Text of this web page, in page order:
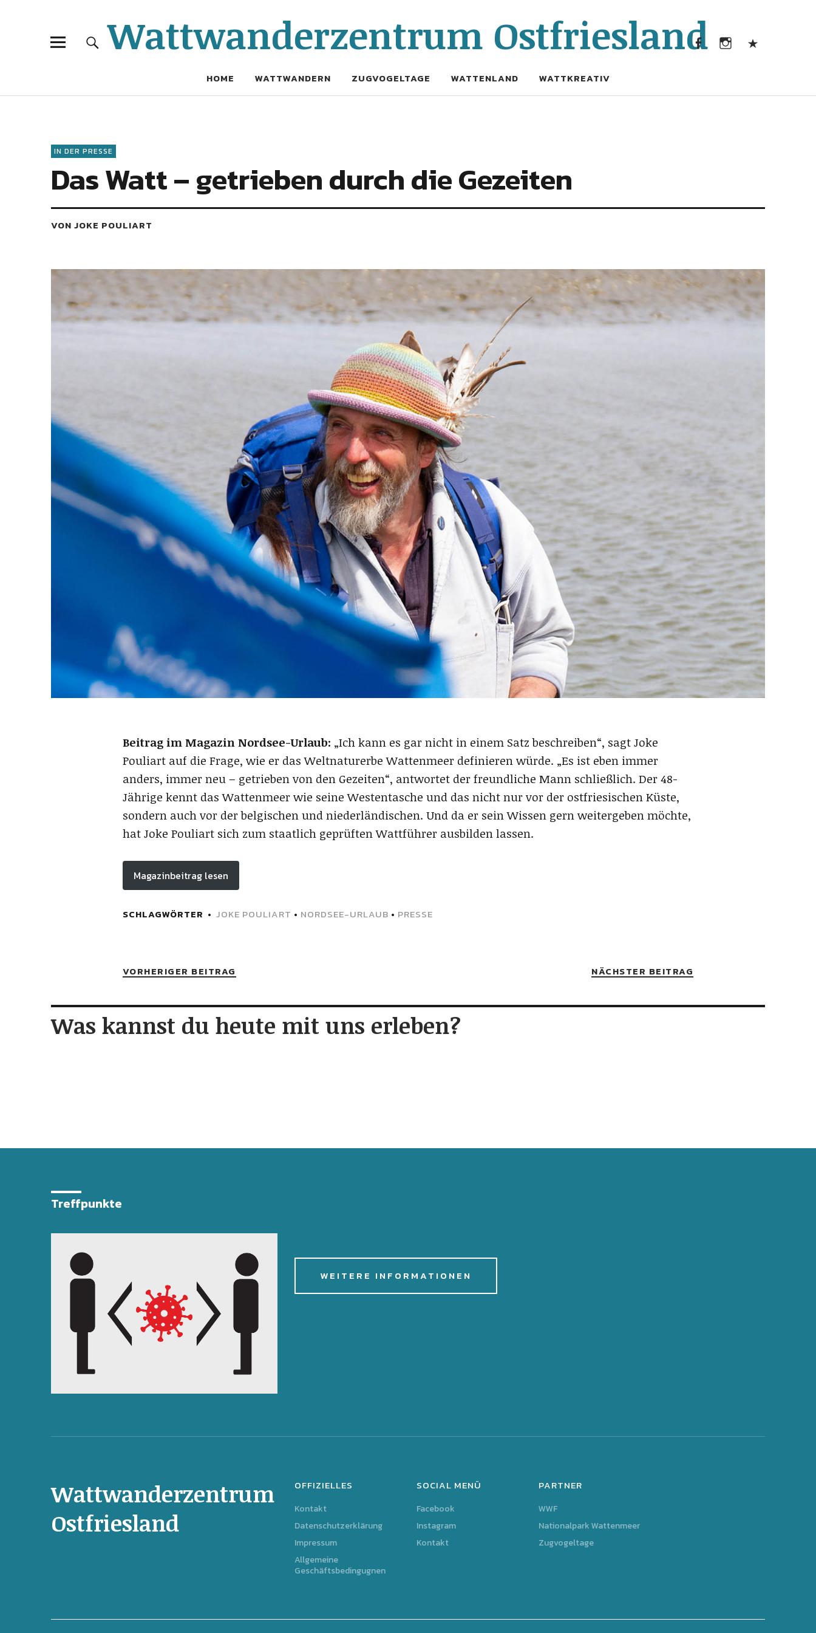
Wattwanderzentrum Ostfriesland
HOME WATTWANDERN ZUGVOGELTAGE WATTENLAND WATTKREATIV
IN DER PRESSE
Das Watt – getrieben durch die Gezeiten
VON JOKE POULIART
Beitrag im Magazin Nordsee-Urlaub: „Ich kann es gar nicht in einem Satz beschreiben“, sagt Joke
Pouliart auf die Frage, wie er das Weltnaturerbe Wattenmeer definieren würde. „Es ist eben immer
anders, immer neu – getrieben von den Gezeiten“, antwortet der freundliche Mann schließlich. Der 48-
Jährige kennt das Wattenmeer wie seine Westentasche und das nicht nur vor der ostfriesischen Küste,
sondern auch vor der belgischen und niederländischen. Und da er sein Wissen gern weitergeben möchte,
hat Joke Pouliart sich zum staatlich geprüften Wattführer ausbilden lassen.
Magazinbeitrag lesen
SCHLAGWÖRTER JOKE POULIART • NORDSEE-URLAUB • PRESSE
VORHERIGER BEITRAG NÄCHSTER BEITRAG
Was kannst du heute mit uns erleben?
Treffpunkte
WEITERE INFORMATIONEN
Wattwanderzentrum
Ostfriesland
OFFIZIELLES
Kontakt
Datenschutzerklärung
Impressum
Allgemeine
Geschäftsbedingugnen
SOCIAL MENÜ
Facebook
Instagram
Kontakt
PARTNER
WWF
Nationalpark Wattenmeer
Zugvogeltage